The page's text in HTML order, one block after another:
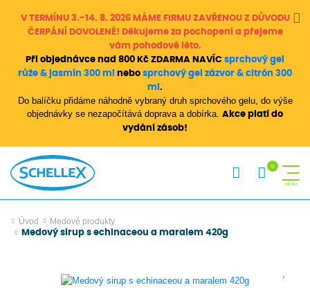
V TERMÍNU 3.-14. 8. 2026 MÁME FIRMU ZAVŘENOU Z DŮVODU
ČERPÁNÍ DOVOLENÉ! Děkujeme za pochopení a přejeme
vám pohodové léto.
Při objednávce nad 800 Kč ZDARMA NAVÍC sprchový gel
růže & jasmín 300 ml
nebo sprchový gel zázvor & citrón 300
ml .
Do balíčku přidáme náhodně vybraný druh sprchového gelu, do výše
objednávky se nezapočítává doprava a dobírka. Akce platí do
vydání zásob!
Úvod Medové produkty
Medový sirup s echinaceou a maralem 420g